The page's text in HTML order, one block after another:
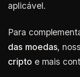
aplicável.
Para
das moedas,
cripto e mais